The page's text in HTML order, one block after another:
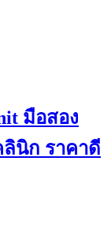
มือสอง
นิก ราคาดี